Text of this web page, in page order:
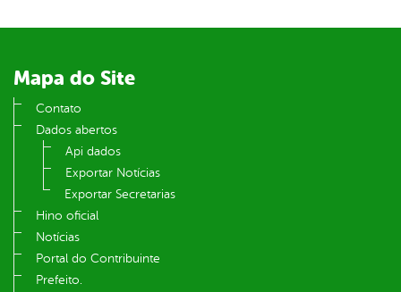
Mapa do Site
Contato
Dados abertos
Api dados
Exportar Notícias
Exportar Secretarias
Hino oficial
Notícias
Portal do Contribuinte
Prefeito.